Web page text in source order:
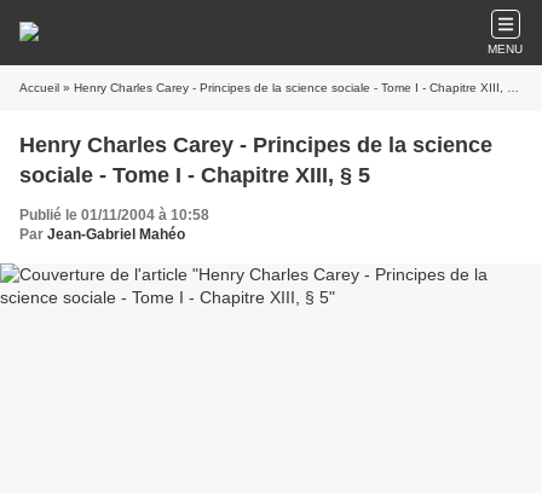
MENU
Accueil » Henry Charles Carey - Principes de la science sociale - Tome I - Chapitre XIII, § 5
Henry Charles Carey - Principes de la science
sociale - Tome I - Chapitre XIII, § 5
Publié le 01/11/2004 à 10:58
Par Jean-Gabriel Mahéo